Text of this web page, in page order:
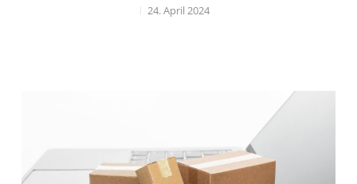
24. April 2024